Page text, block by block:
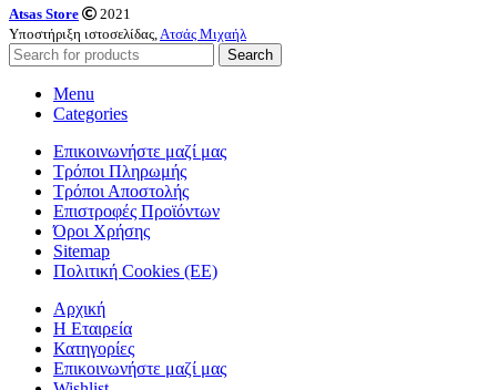
Atsas Store
2021
Υποστήριξη ιστοσελίδας,Ατσάς Μιχαήλ
Search
Menu
Categories
Επικοινωνήστε μαζί μας
Τρόποι Πληρωμής
Τρόποι Αποστολής
Επιστροφές Προϊόντων
Όροι Χρήσης
Sitemap
Πολιτική Cookies (ΕΕ)
Αρχική
Η Εταιρεία
Κατηγορίες
Επικοινωνήστε μαζί μας